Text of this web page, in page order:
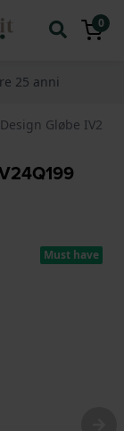
0
25 anni
Gløbe
Must have